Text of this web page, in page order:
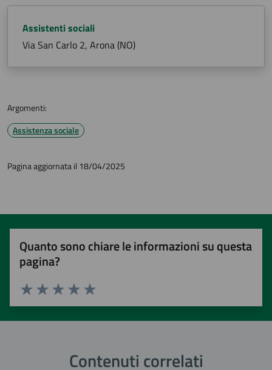
Assistenti sociali
Via San Carlo 2, Arona (NO)
Argomenti:
Assistenza sociale
Pagina aggiornata il 18/04/2025
Quanto sono chiare le informazioni su questa
pagina?
Valuta 5 stelle su 5
Valuta 4 stelle su 5
Valuta 3 stelle su 5
Valuta 2 stelle su 5
Valuta 1 stelle su 5
Contenuti correlati